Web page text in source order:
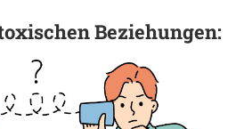
Beziehungen: